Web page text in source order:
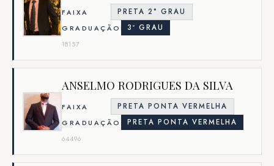
FAIXA
PRETA 2° GRAU
GRADUAÇÃO
3º GRAU
18157
ANSELMO RODRIGUES DA SILVA
FAIXA
PRETA PONTA VERMELHA
GRADUAÇÃO
PRETA PONTA VERMELHA
64496